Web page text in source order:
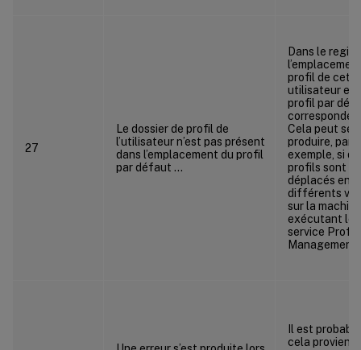
27
Le dossier de profil de
l’utilisateur n’est pas présent
dans l’emplacement du profil
par défaut …
Dans le
profil de cet
utilisateur et
profil par
Cela peut se
produire, par
exemple, si
profils sont
déplacés
différents
sur la machine
exécutant le
service
Management.
Il est
cela